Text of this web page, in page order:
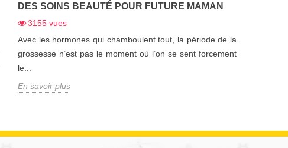
DES SOINS BEAUTÉ POUR FUTURE MAMAN
3155 vues
Avec les hormones qui chamboulent tout, la période de la
grossesse n’est pas le moment où l’on se sent forcement
le...
En savoir plus